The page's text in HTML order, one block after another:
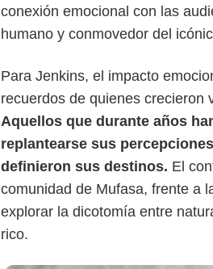
conexión emocional con las
humano y conmovedor del
Para Jenkins, el impacto
recuerdos de quienes crecieron
Aquellos que durante años
replantearse sus
definieron sus destinos. El
comunidad de Mufasa, frente a
explorar la dicotomía entre
rico.